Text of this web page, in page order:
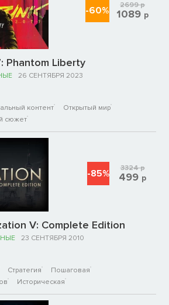
Phantom Liberty
26 СЕНТЯБРЯ 2023
контент
Открытый мир
сюжет
-60% 2699р
1089 р
V: Complete Edition
23 СЕНТЯБРЯ 2010
Стратегия
Пошаговая
Историческая
-85% 3324р
499 р